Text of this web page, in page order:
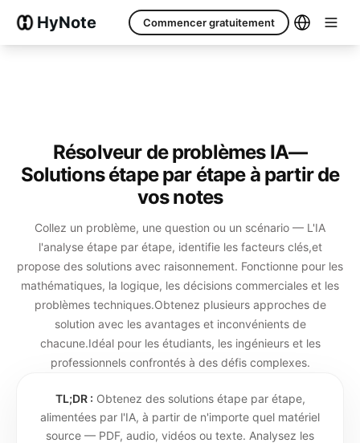
HyNote Commencer gratuitement
Résolveur de problèmes IA—
Solutions étape par étape à partir de
vos notes
Collez un problème, une question ou un scénario — L'IA
l'analyse étape par étape, identifie les facteurs clés,et
propose des solutions avec raisonnement. Fonctionne pour les
mathématiques, la logique, les décisions commerciales et les
problèmes techniques.Obtenez plusieurs approches de
solution avec les avantages et inconvénients de
chacune.Idéal pour les étudiants, les ingénieurs et les
professionnels confrontés à des défis complexes.
TL;DR : Obtenez des solutions étape par étape,
alimentées par l'IA, à partir de n'importe quel matériel
source — PDF, audio, vidéos ou texte. Analysez les